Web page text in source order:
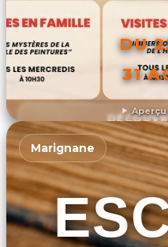
DU
31
Marignane